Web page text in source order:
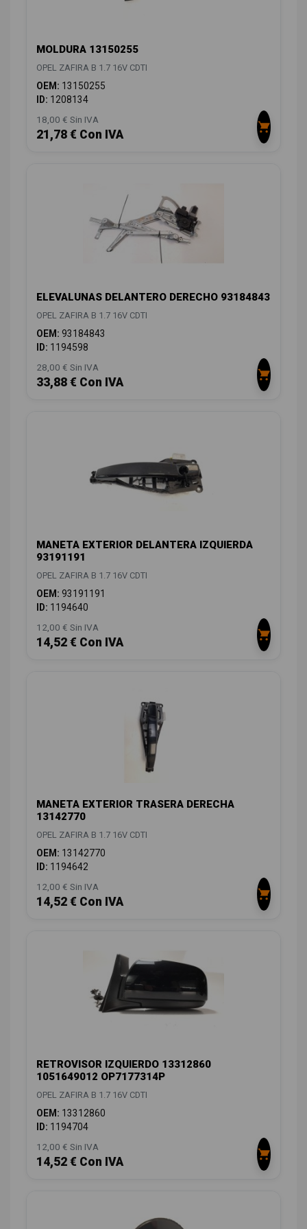
MOLDURA 13150255
OPEL ZAFIRA B 1.7 16V CDTI
OEM: 13150255
ID: 1208134
18,00 € Sin IVA
21,78 € Con IVA
ELEVALUNAS DELANTERO DERECHO 93184843
OPEL ZAFIRA B 1.7 16V CDTI
OEM: 93184843
ID: 1194598
28,00 € Sin IVA
33,88 € Con IVA
MANETA EXTERIOR DELANTERA IZQUIERDA
93191191
OPEL ZAFIRA B 1.7 16V CDTI
OEM: 93191191
ID: 1194640
12,00 € Sin IVA
14,52 € Con IVA
MANETA EXTERIOR TRASERA DERECHA
13142770
OPEL ZAFIRA B 1.7 16V CDTI
OEM: 13142770
ID: 1194642
12,00 € Sin IVA
14,52 € Con IVA
RETROVISOR IZQUIERDO 13312860
1051649012 OP7177314P
OPEL ZAFIRA B 1.7 16V CDTI
OEM: 13312860
ID: 1194704
12,00 € Sin IVA
14,52 € Con IVA